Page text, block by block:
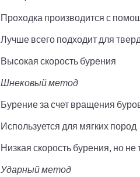
Проходка производится с
Лучше всего подходит для
Высокая скорость бурения
Шнековый метод
Бурение за счет вращения
Используется для мягких пород
Низкая скорость бурения, но
Ударный метод